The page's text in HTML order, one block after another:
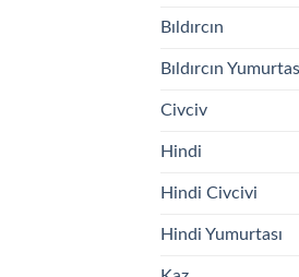
Bıldırcın
Bıldırcın
Civciv
Hindi
Hindi Civcivi
Hindi Yumurtası